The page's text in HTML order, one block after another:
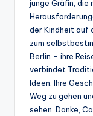
junge Gräfin,
der Kindheit auf
zum
Berlin – ihre
verbindet
Ideen. Ihre
Weg zu gehen
sehen. Danke,